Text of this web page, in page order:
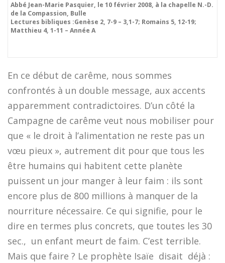
Abbé Jean-Marie Pasquier, le 10 février 2008, à la chapelle N.-D.
de la Compassion, Bulle
Lectures bibliques :Genèse 2, 7-9 – 3,1-7; Romains 5, 12-19;
Matthieu 4, 1-11 – Année A
En ce début de carême, nous sommes
confrontés à un double message, aux accents
apparemment contradictoires. D’un côté la
Campagne de carême veut nous mobiliser pour
que « le droit à l’alimentation ne reste pas un
vœu pieux », autrement dit pour que tous les
être humains qui habitent cette planète
puissent un jour manger à leur faim : ils sont
encore plus de 800 millions à manquer de la
nourriture nécessaire. Ce qui signifie, pour le
dire en termes plus concrets, que toutes les 30
sec., un enfant meurt de faim. C’est terrible.
Mais que faire ? Le prophète Isaïe disait déjà :